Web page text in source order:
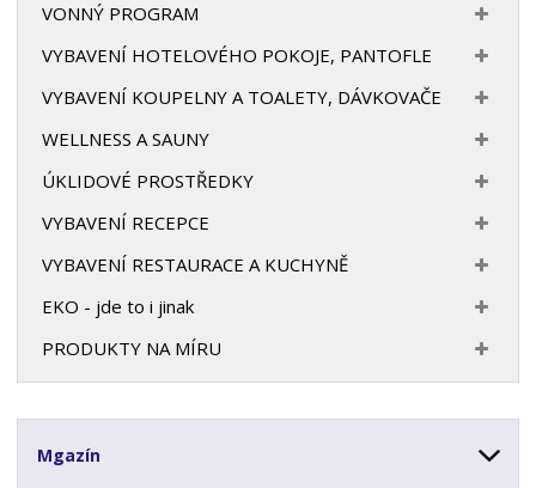
VONNÝ PROGRAM
VYBAVENÍ HOTELOVÉHO POKOJE, PANTOFLE
VYBAVENÍ KOUPELNY A TOALETY, DÁVKOVAČE
WELLNESS A SAUNY
ÚKLIDOVÉ PROSTŘEDKY
VYBAVENÍ RECEPCE
VYBAVENÍ RESTAURACE A KUCHYNĚ
EKO - jde to i jinak
PRODUKTY NA MÍRU
Mgazín